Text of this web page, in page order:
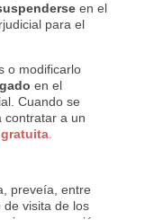
en el
para el
o modificarlo
en el
Cuando se
contratar a un
.
preveía, entre
visita de los